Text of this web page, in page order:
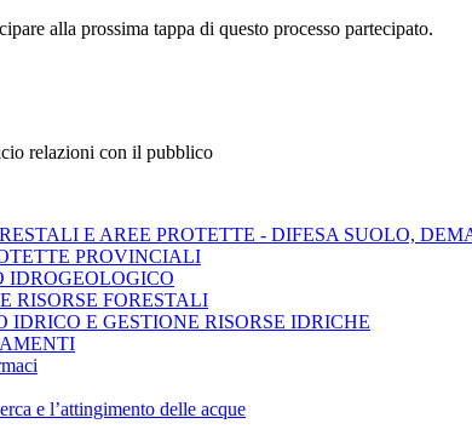
alla prossima tappa di questo processo partecipato.
relazioni con il pubblico
E AREE PROTETTE - DIFESA SUOLO,
PROVINCIALI
IDROGEOLOGICO
RISORSE FORESTALI
IDRICO E GESTIONE RISORSE IDRICHE
e l’attingimento delle acque